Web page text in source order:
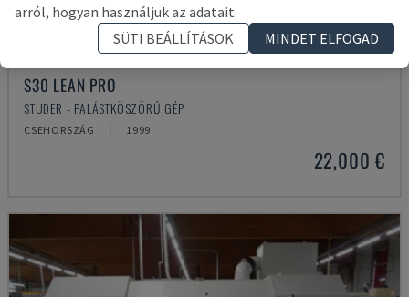
S30 LEAN PRO
STUDER - PALÁSTKÖSZÖRŰ GÉP
CSEHORSZÁG 1999
22,000 €
arról, hogyan használjuk az adatait.
SÜTI BEÁLLÍTÁSOK
MINDET ELFOGAD